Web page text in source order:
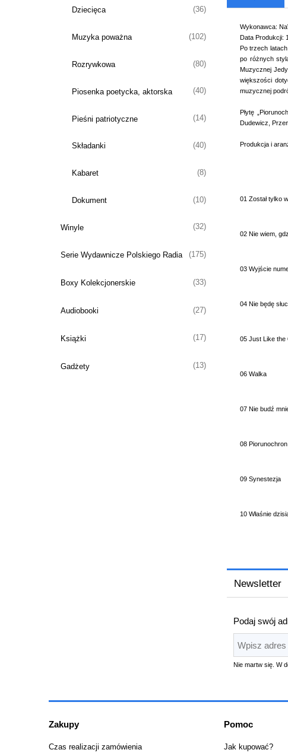
Dziecięca (36)
Muzyka poważna (102)
Rozrywkowa (80)
Piosenka poetycka, aktorska (40)
Pieśni patriotyczne (14)
Składanki (40)
Kabaret (8)
Dokument (10)
Winyle (32)
Serie Wydawnicze Polskiego Radia (175)
Boxy Kolekcjonerskie (33)
Audiobooki (27)
Książki (17)
Gadżety (13)
Wykonawca:
Data Produkcji:
Po trzech
po różnych
Muzycznej
większości
muzycznej
Płytę
Dudewicz,
Produkcja i
01 Został tylko
02 Nie wiem,
03 Wyjście
04 Nie będę
05 Just Like the
06 Walka
07 Nie budź
08 Piorunochron
09 Synestezja
10 Właśnie
Newsletter
Podaj swój
Nie martw się. W
Zakupy
Czas realizacji zamówienia
Pomoc
Jak kupować?